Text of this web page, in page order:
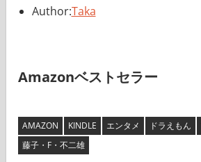
Author:Taka
Amazonベストセラー
AMAZON KINDLE エンタメ ドラえもん
藤子・F・不二雄